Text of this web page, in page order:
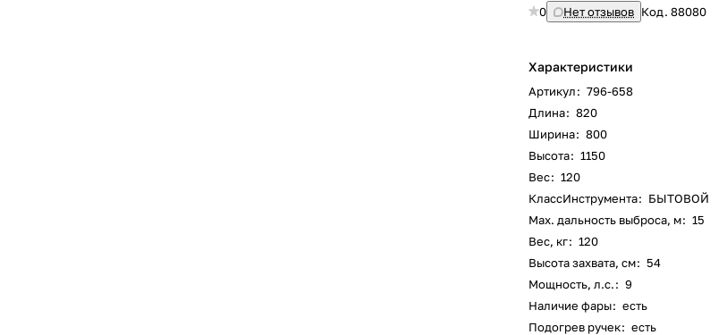
0 Нет отзывов Код.88080
Характеристики
Артикул: 796-658
Длина: 820
Ширина: 800
Высота: 1150
Вес: 120
КлассИнструмента: БЫТОВОЙ
Max. дальность выброса, м: 15
Вес, кг: 120
Высота захвата, см: 54
Мощность, л.с.: 9
Наличие фары: есть
Подогрев ручек: есть
Добавляйте товары
Оплачивайте сегодня только
Получайте товарвыбранный способом
Оставшиеся75% будутсписываться
с вашей картыпо25%каждые 2 недели